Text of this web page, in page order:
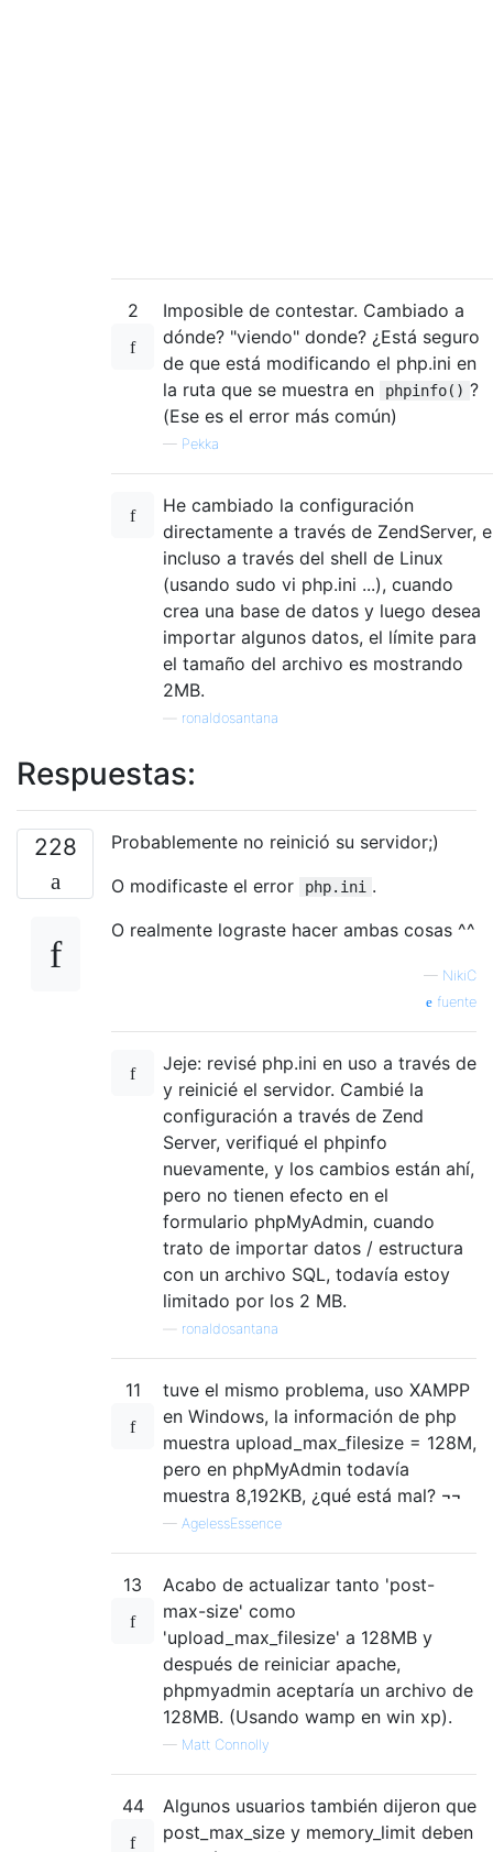
2
Imposible de contestar. Cambiado a
dónde? "viendo" donde? ¿Está seguro
de que está modificando el php.ini en
la ruta que se muestra en
phpinfo() ?
(Ese es el error más común)
— Pekka
He cambiado la configuración
directamente a través de ZendServer, e
incluso a través del shell de Linux
(usando sudo vi php.ini ...), cuando
crea una base de datos y luego desea
importar algunos datos, el límite para
el tamaño del archivo es mostrando
2MB.
ronaldosantana
Respuestas:
228
Probablemente no reinició su servidor;)
O modificaste el error
php.ini .
O realmente lograste hacer ambas cosas ^^
— NikiC
fuente
Jeje: revisé php.ini en uso a través de
y reinicié el servidor. Cambié la
configuración a través de Zend
Server, verifiqué el phpinfo
nuevamente, y los cambios están ahí,
pero no tienen efecto en el
formulario phpMyAdmin, cuando
trato de importar datos / estructura
con un archivo SQL, todavía estoy
limitado por los 2 MB.
ronaldosantana
11
tuve el mismo problema, uso XAMPP
en Windows, la información de php
muestra upload_max_filesize = 128M,
pero en phpMyAdmin todavía
muestra 8,192KB, ¿qué está mal? ¬¬
— AgelessEssence
13
Acabo de actualizar tanto 'post-
max-size' como
'upload_max_filesize' a 128MB y
después de reiniciar apache,
phpmyadmin aceptaría un archivo de
128MB. (Usando wamp en win xp).
— Matt Connolly
44
Algunos usuarios también dijeron que
post_max_size y memory_limit deben